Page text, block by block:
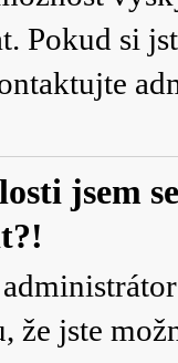
Pokud si
jsem
že jste